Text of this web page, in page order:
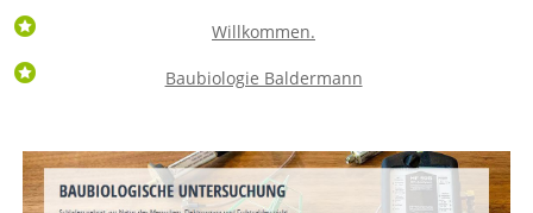
Willkommen.
Baubiologie Baldermann